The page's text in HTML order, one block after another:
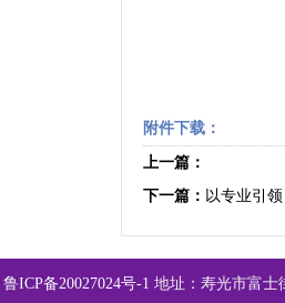
附件下载：
上一篇：
下一篇： 以专业引
鲁ICP备20027024号-1 地址：寿光市富士